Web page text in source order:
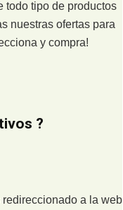
todo tipo de productos
nuestras ofertas para
y compra!
?
redireccionado a la web